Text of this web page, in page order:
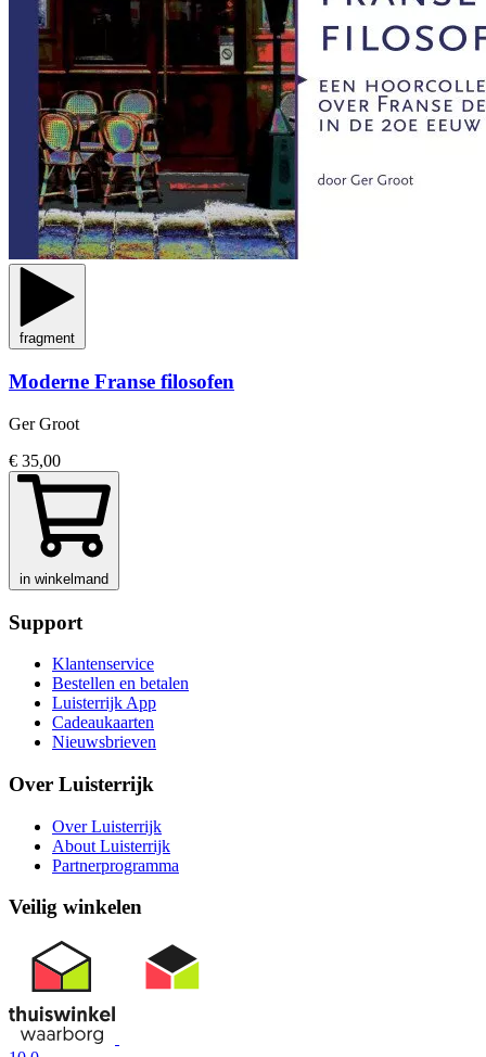
fragment
Moderne Franse filosofen
Ger Groot
€ 35,00
in winkelmand
Support
Klantenservice
Bestellen en betalen
Luisterrijk App
Cadeaukaarten
Nieuwsbrieven
Over Luisterrijk
Over Luisterrijk
About Luisterrijk
Partnerprogramma
Veilig winkelen